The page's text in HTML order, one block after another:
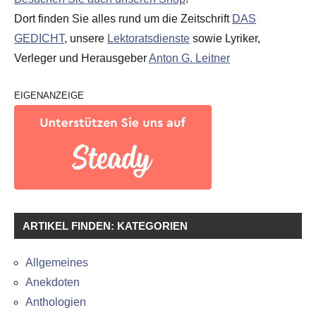
Dort finden Sie alles rund um die Zeitschrift DAS
GEDICHT, unsere Lektoratsdienste sowie Lyriker,
Verleger und HerausgeberAnton G. Leitner
EIGENANZEIGE
ARTIKEL FINDEN: KATEGORIEN
Allgemeines
Anekdoten
Anthologien